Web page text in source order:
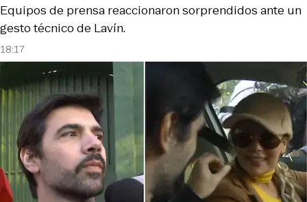
18:17
Equipos de prensa reaccionaron sorprendidos ante un
gesto técnico de Lavín.